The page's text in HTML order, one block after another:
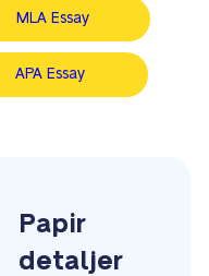
MLA Essay
APA Essay
Papir
detaljer